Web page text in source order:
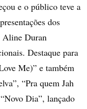
e o público teve a
dos
Aline Duran
Destaque para
Me)” e também
“Pra quem Jah
Dia”, lançado